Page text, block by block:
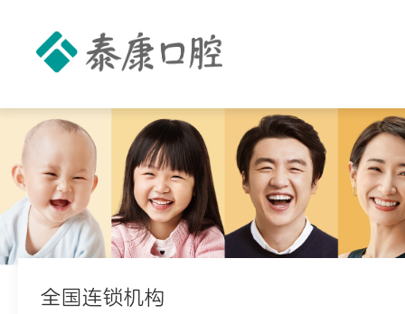
全国连锁机构